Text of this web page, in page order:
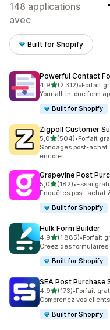
148 applications
avec
Built for Shopify
Powerful Contact
4,9étoile(s) sur 5
(2 312)
2312 avis au total
•Forfait
Your all-in-one form
Built for Shopify
Zigpoll Customer
5,0étoile(s) sur 5
(504)
504 avis au total
•Forfait
Sondages post-achat
encore
Grapevine Post
5,0étoile(s) sur 5
(182)
182 avis au total
•Essai
Enquêtes post-achat
Built for Shopify
Hulk Form Builder
4,9étoile(s) sur 5
(1 885)
1885 avis au total
•Forfait
Créez des
Built for Shopify
SEA Post Purchase
4,9étoile(s) sur 5
(173)
173 avis au total
•Forfait
Comprenez vos
Built for Shopify